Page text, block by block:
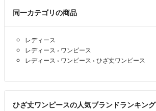
同一カテゴリの商品
レディース
レディース › ワンピース
レディース › ワンピース › ひざ丈ワンピース
ひざ丈ワンピースの人気ブランドランキング